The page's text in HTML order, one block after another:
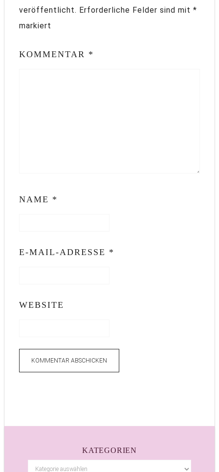
veröffentlicht. Erforderliche Felder sind mit *
markiert
KOMMENTAR *
NAME *
E-MAIL-ADRESSE *
WEBSITE
KATEGORIEN